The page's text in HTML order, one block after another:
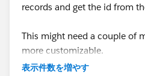
records and get the id from
This might need a couple of
more customizable.
表示件数を増やす